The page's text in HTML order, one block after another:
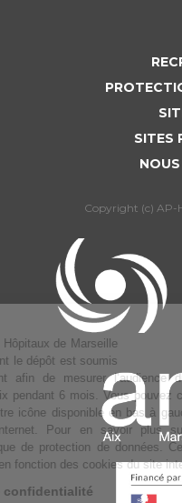
SITES
Copyright (c) AP-
L’Assistance publique
utilise des cookies dont le
à votre consentement afin
conservons votre choix
à tout moment via notre
les pages du site internet.
consulter notre Politique de
être amené à évoluer en
Lire la politique de